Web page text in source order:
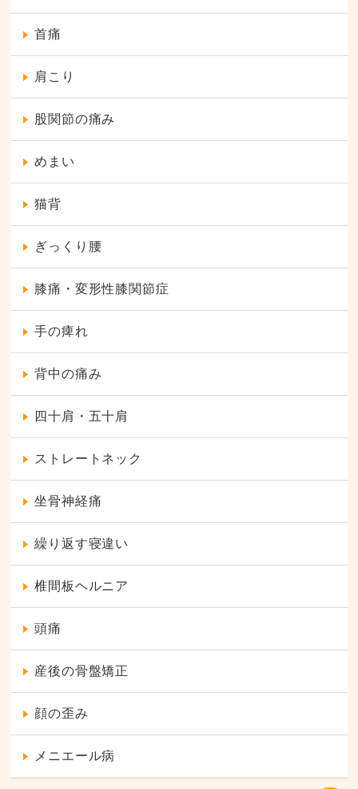
首痛
肩こり
股関節の痛み
めまい
猫背
ぎっくり腰
膝痛・変形性膝関節症
手の痺れ
背中の痛み
四十肩・五十肩
ストレートネック
坐骨神経痛
繰り返す寝違い
椎間板ヘルニア
頭痛
産後の骨盤矯正
顔の歪み
メニエール病